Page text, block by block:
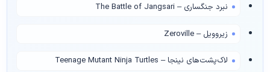
نبرد جنگساری – The Battle of Jangsari
زیروویل – Zeroville
لاک‌پشت‌های نینجا – Teenage Mutant Ninja Turtles